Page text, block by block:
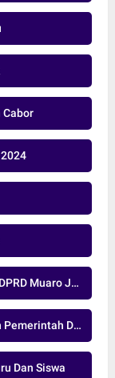
Cabor
Komisi III DPRD Muaro Jambi
Komitmen Pemerintah Daerah
Dan Siswa